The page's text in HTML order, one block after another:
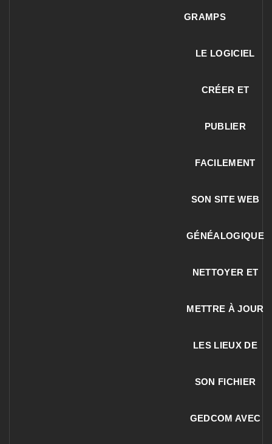
GRAMPS
LE LOGICIEL
CRÉER ET
PUBLIER
FACILEMENT
SON SITE WEB
GÉNÉALOGIQUE
NETTOYER ET
METTRE À JOUR
LES LIEUX DE
SON FICHIER
GEDCOM AVEC